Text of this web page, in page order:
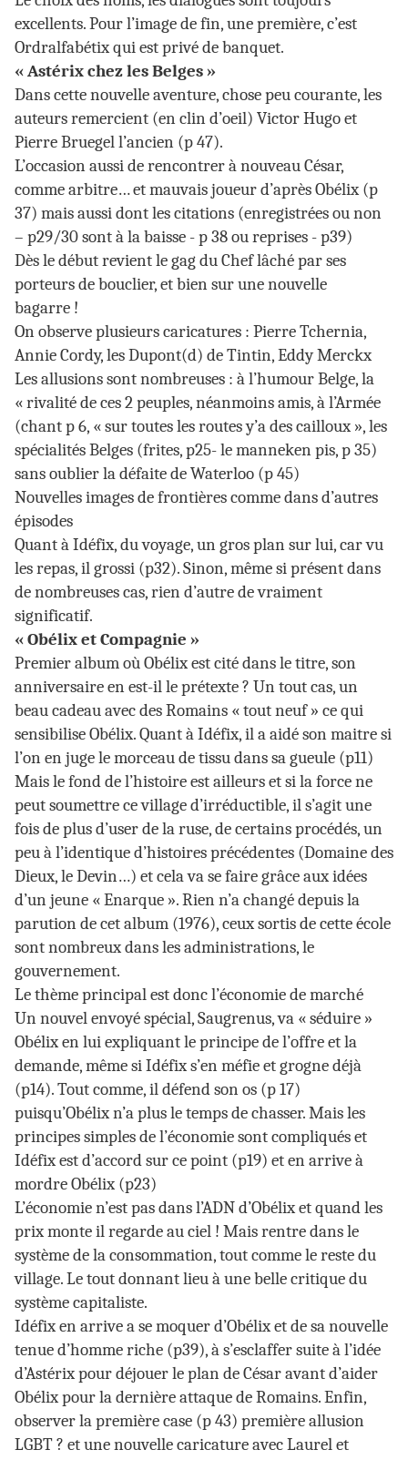
excellents. Pour l’image de fin, une première, c’est
Ordralfabétix qui est privé de banquet.
« Astérix chez les Belges »
Dans cette nouvelle aventure, chose peu courante, les
auteurs remercient (en clin d’oeil) Victor Hugo et
Pierre Bruegel l’ancien (p 47).
L’occasion aussi de rencontrer à nouveau César,
comme arbitre… et mauvais joueur d’après Obélix (p
37) mais aussi dont les citations (enregistrées ou non
– p29/30 sont à la baisse - p 38 ou reprises - p39)
Dès le début revient le gag du Chef lâché par ses
porteurs de bouclier, et bien sur une nouvelle
bagarre !
On observe plusieurs caricatures : Pierre Tchernia,
Annie Cordy, les Dupont(d) de Tintin, Eddy Merckx
Les allusions sont nombreuses : à l’humour Belge, la
« rivalité de ces 2 peuples, néanmoins amis, à l’Armée
(chant p 6, « sur toutes les routes y’a des cailloux », les
spécialités Belges (frites, p25- le manneken pis, p 35)
sans oublier la défaite de Waterloo (p 45)
Nouvelles images de frontières comme dans d’autres
épisodes
Quant à Idéfix, du voyage, un gros plan sur lui, car vu
les repas, il grossi (p32). Sinon, même si présent dans
de nombreuses cas, rien d’autre de vraiment
significatif.
« Obélix et Compagnie »
Premier album où Obélix est cité dans le titre, son
anniversaire en est-il le prétexte ? Un tout cas, un
beau cadeau avec des Romains « tout neuf » ce qui
sensibilise Obélix. Quant à Idéfix, il a aidé son maitre si
l’on en juge le morceau de tissu dans sa gueule (p11)
Mais le fond de l’histoire est ailleurs et si la force ne
peut soumettre ce village d’irréductible, il s’agit une
fois de plus d’user de la ruse, de certains procédés, un
peu à l’identique d’histoires précédentes (Domaine des
Dieux, le Devin…) et cela va se faire grâce aux idées
d’un jeune « Enarque ». Rien n’a changé depuis la
parution de cet album (1976), ceux sortis de cette école
sont nombreux dans les administrations, le
gouvernement.
Le thème principal est donc l’économie de marché
Un nouvel envoyé spécial, Saugrenus, va « séduire »
Obélix en lui expliquant le principe de l’offre et la
demande, même si Idéfix s’en méfie et grogne déjà
(p14). Tout comme, il défend son os (p 17)
puisqu’Obélix n’a plus le temps de chasser. Mais les
principes simples de l’économie sont compliqués et
Idéfix est d’accord sur ce point (p19) et en arrive à
mordre Obélix (p23)
L’économie n’est pas dans l’ADN d’Obélix et quand les
prix monte il regarde au ciel ! Mais rentre dans le
système de la consommation, tout comme le reste du
village. Le tout donnant lieu à une belle critique du
système capitaliste.
Idéfix en arrive a se moquer d’Obélix et de sa nouvelle
tenue d’homme riche (p39), à s’esclaffer suite à l’idée
d’Astérix pour déjouer le plan de César avant d’aider
Obélix pour la dernière attaque de Romains. Enfin,
observer la première case (p 43) première allusion
LGBT ? et une nouvelle caricature avec Laurel et